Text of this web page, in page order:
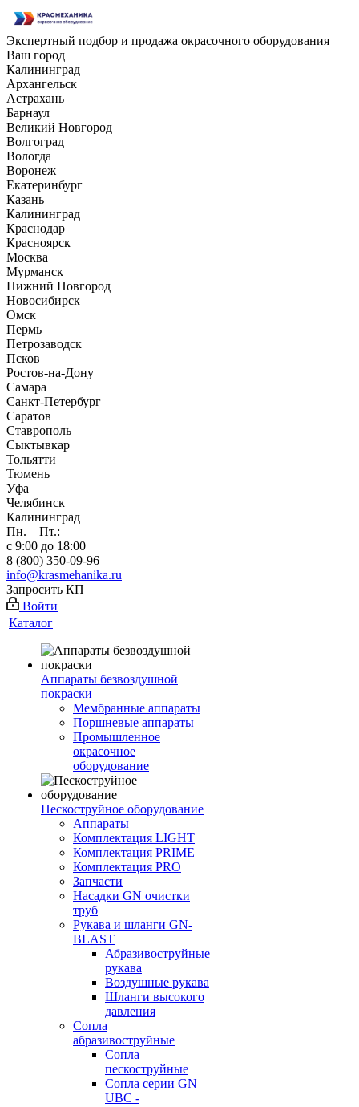
Экспертный подбор и продажа окрасочного оборудования
Ваш город
Калининград
Архангельск
Астрахань
Барнаул
Великий Новгород
Волгоград
Вологда
Воронеж
Екатеринбург
Казань
Калининград
Краснодар
Красноярск
Москва
Мурманск
Нижний Новгород
Новосибирск
Омск
Пермь
Петрозаводск
Псков
Ростов-на-Дону
Самара
Санкт-Петербург
Саратов
Ставрополь
Сыктывкар
Тольятти
Тюмень
Уфа
Челябинск
Калининград
Пн. – Пт.:
с 9:00 до 18:00
8 (800) 350-09-96
info@krasmehanika.ru
Запросить КП
Войти
Каталог
Аппараты безвоздушной
покраски
Мембранные аппараты
Поршневые аппараты
Промышленное
окрасочное
оборудование
Пескоструйное оборудование
Аппараты
Комплектация LIGHT
Комплектация PRIME
Комплектация PRO
Запчасти
Насадки GN очистки
труб
Рукава и шланги GN-
BLAST
Абразивоструйные
рукава
Воздушные рукава
Шланги высокого
давления
Сопла
абразивоструйные
Сопла
пескоструйные
Сопла серии GN
UBC -